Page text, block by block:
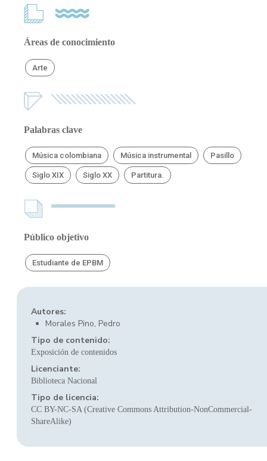
Áreas de conocimiento
Arte
Palabras clave
Música colombiana Música instrumental Pasillo
Siglo XIX Siglo XX Partitura.
Público objetivo
Estudiante de EPBM
Autores:
Morales Pino, Pedro
Tipo de contenido:
Exposición de contenidos
Licenciante:
Biblioteca Nacional
Tipo de licencia:
CC BY-NC-SA (Creative Commons Attribution-NonCommercial-
ShareAlike)